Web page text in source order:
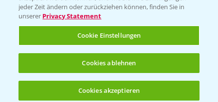
1:41
Welches Frühjahrsherbizid im Weizen
einsetzen?
(noch 4)
jeder Zeit ändern oder zurückziehen können, finden Sie in
unserer Privacy Statement
Cookie Einstellungen
Cookies ablehnen
Cookies akzeptieren